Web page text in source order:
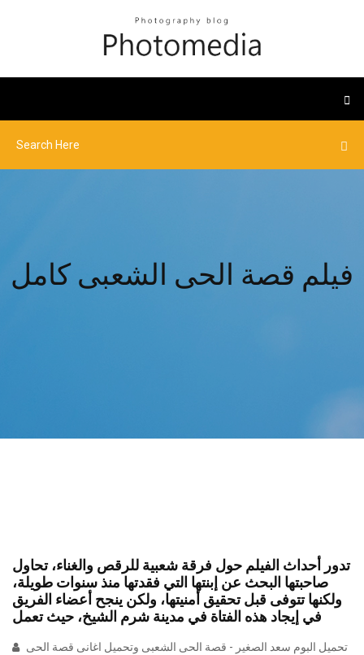
فيلم قصة الحى الشعبى كامل
تدور أحداث الفيلم حول فرقة شعبية للرقص والغناء، تحاول
صاحبتها البحث عن إبنتها التي فقدتها منذ سنوات طويلة،
ولكنها تتوفى قبل تحقيق أمنيتها، ولكن ينجح أعضاء الفريق
في إيجاد هذه الفتاة في مدينة شرم الشيخ، حيث تعمل